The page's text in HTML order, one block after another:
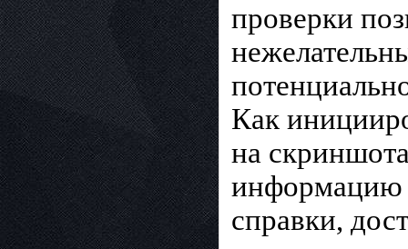
проверки
Как
на
информацию
справки,